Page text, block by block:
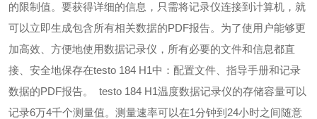
的限制值。要获得详细的信息，只需将记录仪连接到计算机，就
可以立即生成包含所有相关数据的PDF报告。为了使用户能够更
加高效、方便地使用数据记录仪，所有必要的文件和信息都直
接、安全地保存在testo 184 H1中：配置文件、指导手册和记录
数据的PDF报告。
testo 184 H1温度数据记录仪的存储容量可以
记录6万4千个测量值。测量速率可以在1分钟到24小时之间随意